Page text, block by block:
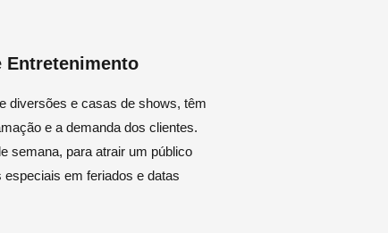
Entretenimento
diversões e casas de shows, têm
e a demanda dos clientes.
semana, para atrair um público
em feriados e datas